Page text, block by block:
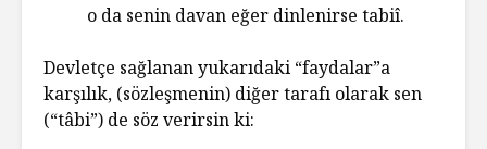
o da senin davan eğer dinlenirse tabiî.
Devletçe sağlanan yukarıdaki “faydalar”a
karşılık, (sözleşmenin) diğer tarafı olarak sen
(“tâbi”) de söz verirsin ki: